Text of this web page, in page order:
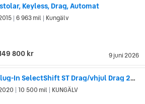
Keyless, Drag, Automat
9 juni 2026
6 963 mil Kungälv
800 kr
Ford Explorer 457hk Plug-In SelectShift ST Drag/vhjul Drag 2500kg
10 500 mil KUNGÄLV